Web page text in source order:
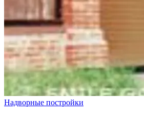
Надворные постройки